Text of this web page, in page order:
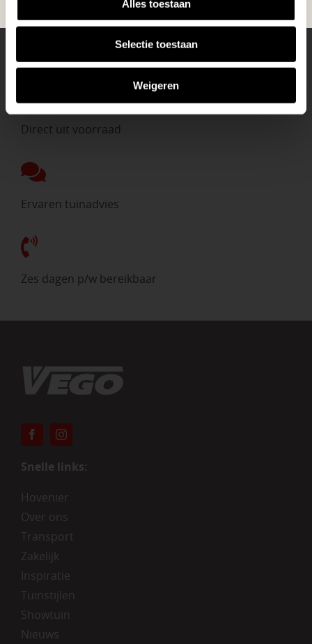
Alles toestaan
Selectie toestaan
Weigeren
Direct uit voorraad
Ervaren tuinadvies
Zes dagen p/w bereikbaar
Snelle links:
Hovenier
Over ons
Transport
Zakelijk
Inspiratie
Tuinstijlen
Showtuin
Nieuws